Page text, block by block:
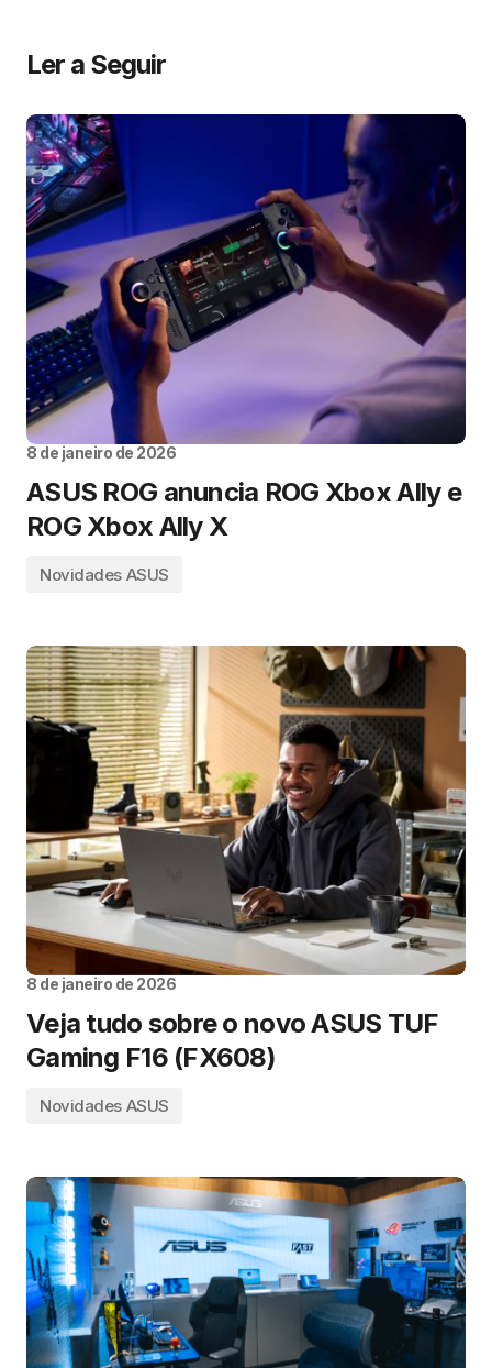
Ler a Seguir
8 de janeiro de 2026
ASUS ROG anuncia ROG Xbox Ally e
ROG Xbox Ally X
Novidades ASUS
8 de janeiro de 2026
Veja tudo sobre o novo ASUS TUF
Gaming F16 (FX608)
Novidades ASUS